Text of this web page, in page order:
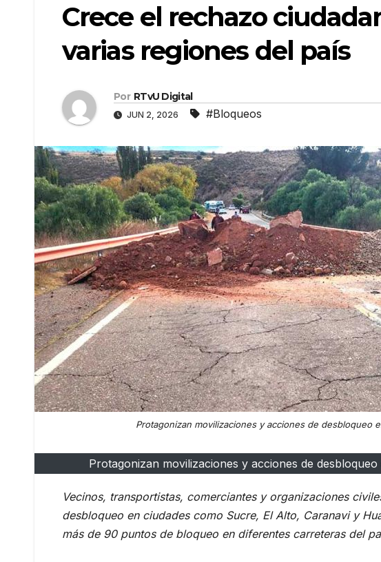
Crece el rechazo
varias regiones del país
Por RTvU Digital
JUN 2, 2026 #Bloqueos
Protagonizan movilizaciones y acciones de desbloqueo
Protagonizan movilizaciones y acciones de
Vecinos, transportistas, comerciantes y organizaciones
desbloqueo en ciudades como Sucre, El Alto, Caranavi y
más de 90 puntos de bloqueo en diferentes carreteras del